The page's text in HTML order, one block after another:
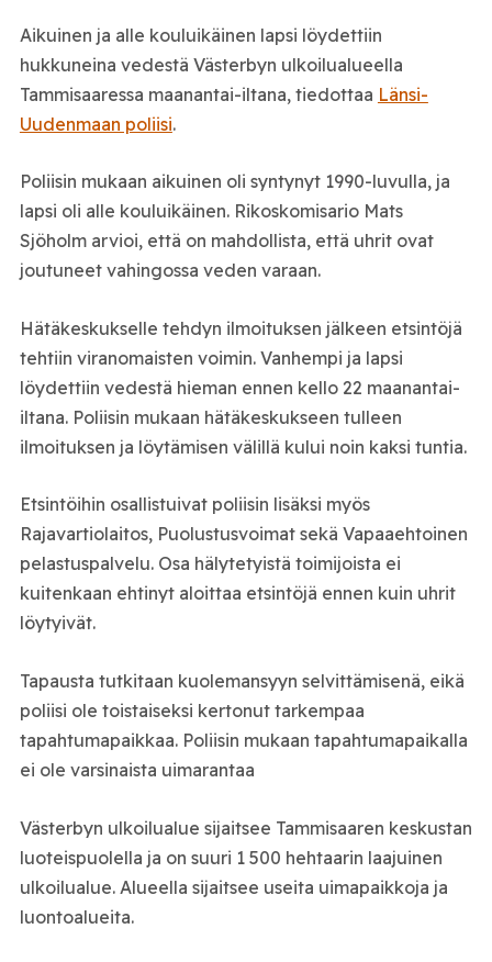
Aikuinen ja alle kouluikäinen lapsi löydettiin
hukkuneina vedestä Västerbyn ulkoilualueella
Tammisaaressa maanantai-iltana, tiedottaa Länsi-
Uudenmaan poliisi.
Poliisin mukaan aikuinen oli syntynyt 1990-luvulla, ja
lapsi oli alle kouluikäinen. Rikoskomisario Mats
Sjöholm arvioi, että on mahdollista, että uhrit ovat
joutuneet vahingossa veden varaan.
Hätäkeskukselle tehdyn ilmoituksen jälkeen etsintöjä
tehtiin viranomaisten voimin. Vanhempi ja lapsi
löydettiin vedestä hieman ennen kello 22 maanantai-
iltana. Poliisin mukaan hätäkeskukseen tulleen
ilmoituksen ja löytämisen välillä kului noin kaksi tuntia.
Etsintöihin osallistuivat poliisin lisäksi myös
Rajavartiolaitos, Puolustusvoimat sekä Vapaaehtoinen
pelastuspalvelu. Osa hälytetyistä toimijoista ei
kuitenkaan ehtinyt aloittaa etsintöjä ennen kuin uhrit
löytyivät.
Tapausta tutkitaan kuolemansyyn selvittämisenä, eikä
poliisi ole toistaiseksi kertonut tarkempaa
tapahtumapaikkaa. Poliisin mukaan tapahtumapaikalla
ei ole varsinaista uimarantaa
Västerbyn ulkoilualue sijaitsee Tammisaaren keskustan
luoteispuolella ja on suuri 1 500 hehtaarin laajuinen
ulkoilualue. Alueella sijaitsee useita uimapaikkoja ja
luontoalueita.